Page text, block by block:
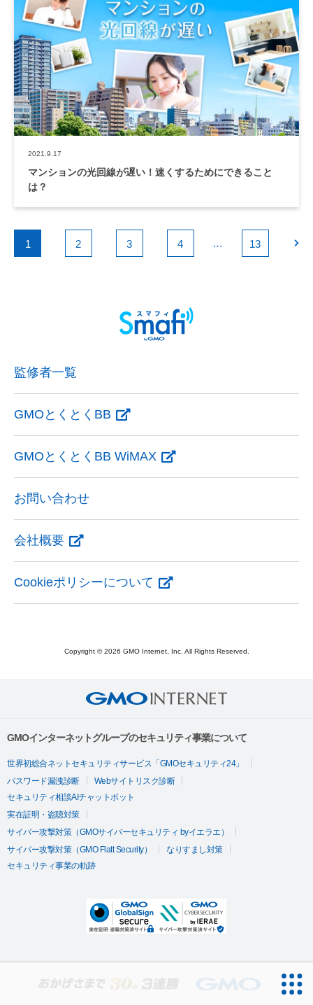
2021.9.17
マンションの光回線が遅い！速くするためにできること
は？
1 2 3 4 … 13
監修者一覧
GMOとくとくBB
GMOとくとくBB WiMAX
お問い合わせ
会社概要
Cookieポリシーについて
Copyright © 2026 GMO Internet, Inc. All Rights Reserved.
GMOインターネットグループのセキュリティ事業について
世界初総合ネットセキュリティサービス「GMOセキュリティ24」
パスワード漏洩診断
Webサイトリスク診断
セキュリティ相談AIチャットボット
実在証明・盗聴対策
サイバー攻撃対策（GMOサイバーセキュリティ byイエラエ）
サイバー攻撃対策（GMO Flatt Security）
なりすまし対策
セキュリティ事業の軌跡